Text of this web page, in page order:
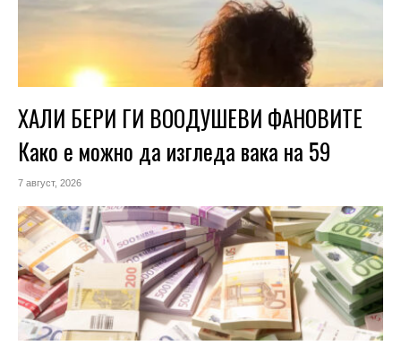
ХАЛИ БЕРИ ГИ ВООДУШЕВИ ФАНОВИТЕ
Како е можно да изгледа вака на 59
7 август, 2026